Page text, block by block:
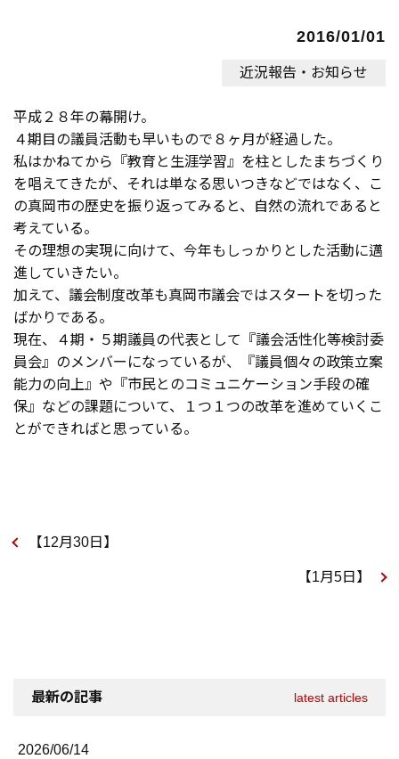
2016/01/01
近況報告・お知らせ
平成２８年の幕開け。
４期目の議員活動も早いもので８ヶ月が経過した。
私はかねてから『教育と生涯学習』を柱としたまちづくり
を唱えてきたが、それは単なる思いつきなどではなく、こ
の真岡市の歴史を振り返ってみると、自然の流れであると
考えている。
その理想の実現に向けて、今年もしっかりとした活動に邁
進していきたい。
加えて、議会制度改革も真岡市議会ではスタートを切った
ばかりである。
現在、４期・５期議員の代表として『議会活性化等検討委
員会』のメンバーになっているが、『議員個々の政策立案
能力の向上』や『市民とのコミュニケーション手段の確
保』などの課題について、１つ１つの改革を進めていくこ
とができればと思っている。
【12月30日】
【1月5日】
最新の記事 latest articles
2026/06/14